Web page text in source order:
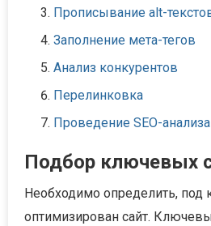
Прописывание alt-
Заполнение мета-тегов
Анализ конкурентов
Перелинковка
Проведение SEO-анализа
Подбор ключевых
Необходимо определить, под
оптимизирован сайт.